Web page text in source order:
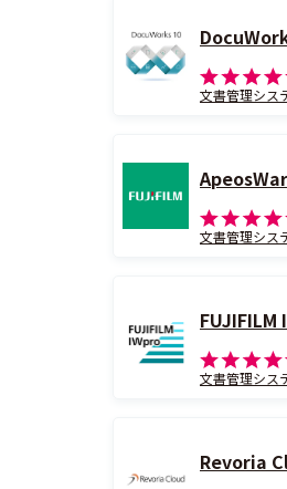
文書管理シス
文書管理シス
FUJIFILM
文書管理シス
Revoria